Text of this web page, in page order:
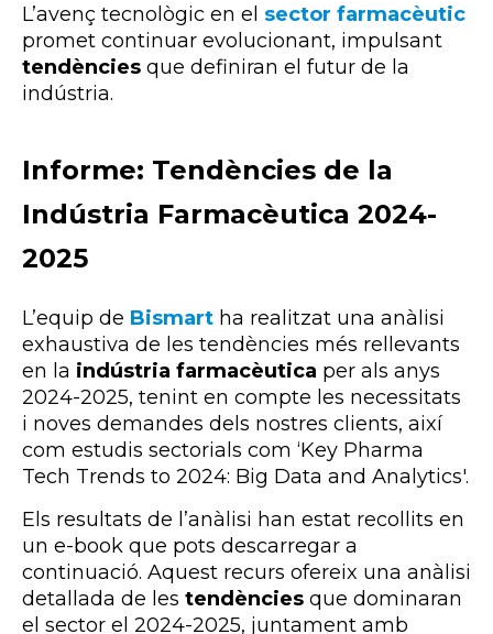
L’avenç tecnològic en el sector farmacèutic
promet continuar evolucionant, impulsant
tendències que definiran el futur de la
indústria.
Informe: Tendències de la
Indústria Farmacèutica 2024-
2025
L’equip de Bismart ha realitzat una anàlisi
exhaustiva de les tendències més rellevants
en la indústria farmacèutica per als anys
2024-2025, tenint en compte les necessitats
i noves demandes dels nostres clients, així
com estudis sectorials com ‘Key Pharma
Tech Trends to 2024: Big Data and Analytics'.
Els resultats de l’anàlisi han estat recollits en
un e-book que pots descarregar a
continuació. Aquest recurs ofereix una anàlisi
detallada de les tendències que dominaran
el sector el 2024-2025, juntament amb